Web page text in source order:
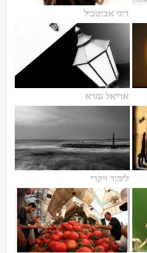
רוני אבוטבול
אריאל עזרא
לימור זיקרי